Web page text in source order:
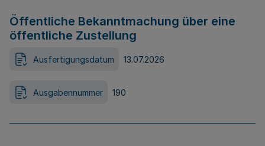
Öffentliche Bekanntmachung über eine
öffentliche Zustellung
Ausfertigungsdatum 13.07.2026
Ausgabennummer 190